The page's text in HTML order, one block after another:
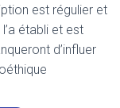
est régulier et
établi et est
d’influer